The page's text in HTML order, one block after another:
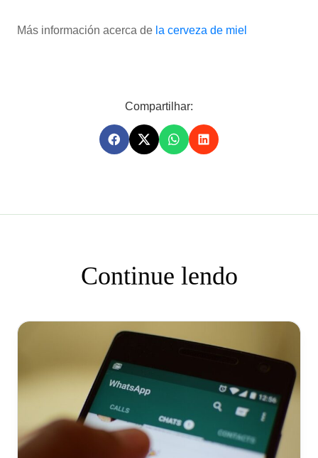
Más información acerca de la cerveza de miel
Compartilhar:
Continue lendo